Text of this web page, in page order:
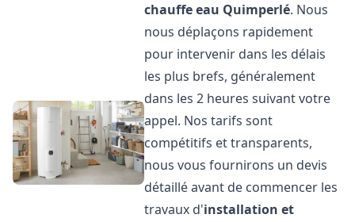
chauffe eau Quimperlé. Nous
nous déplaçons rapidement
pour intervenir dans les délais
les plus brefs, généralement
dans les 2 heures suivant votre
appel. Nos tarifs sont
compétitifs et transparents,
nous vous fournirons un devis
détaillé avant de commencer les
travaux d'installation et